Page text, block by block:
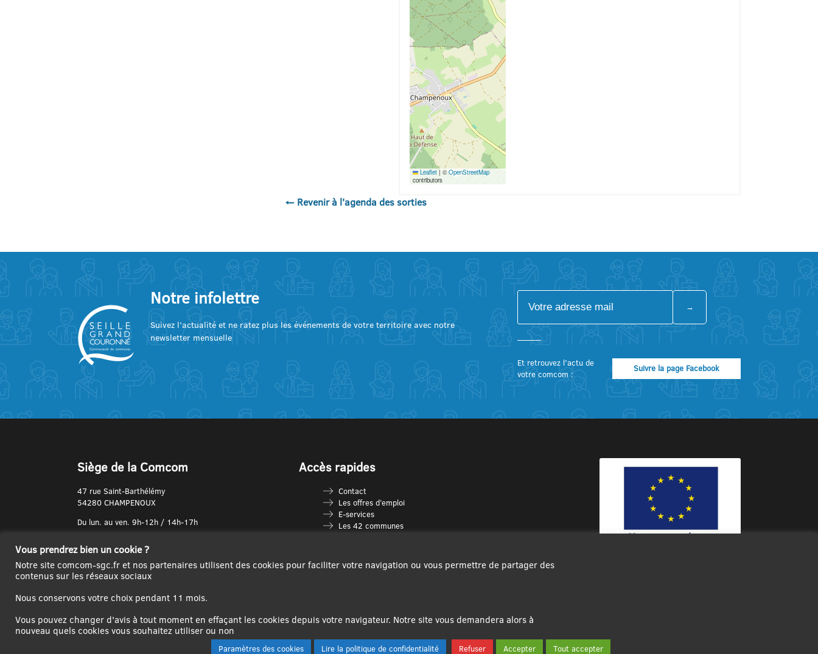
Leaflet | ©OpenStreetMap
contributors
← Revenir à l'agenda des sorties
Notre infolettre
Suivez l’actualité et ne ratez plus les événements de votre territoire avec notre
newsletter mensuelle
Et retrouvez l’actu de
votre comcom :
Suivre la page Facebook
Siège de la Comcom
47 rue Saint-Barthélémy
54280 CHAMPENOUX
Du lun. au ven. 9h-12h / 14h-17h
03 83 31 74 37
Accès rapides
Contact
Les offres d’emploi
E-services
Les 42 communes
Espace France Services
Les séniors
Vous prendrez bien un cookie ?
Notre site comcom-sgc.fr et nos partenaires utilisent des cookies pour faciliter votre navigation ou vous permettre de partager des
contenus sur les réseaux sociaux
Nous conservons votre choix pendant 11 mois.
Vous pouvez changer d'avis à tout moment en effaçant les cookies depuis votre navigateur. Notre site vous demandera alors à
nouveau quels cookies vous souhaitez utiliser ou non
Paramètres des cookies Lire la politique de confidentialité Refuser Accepter Tout accepter